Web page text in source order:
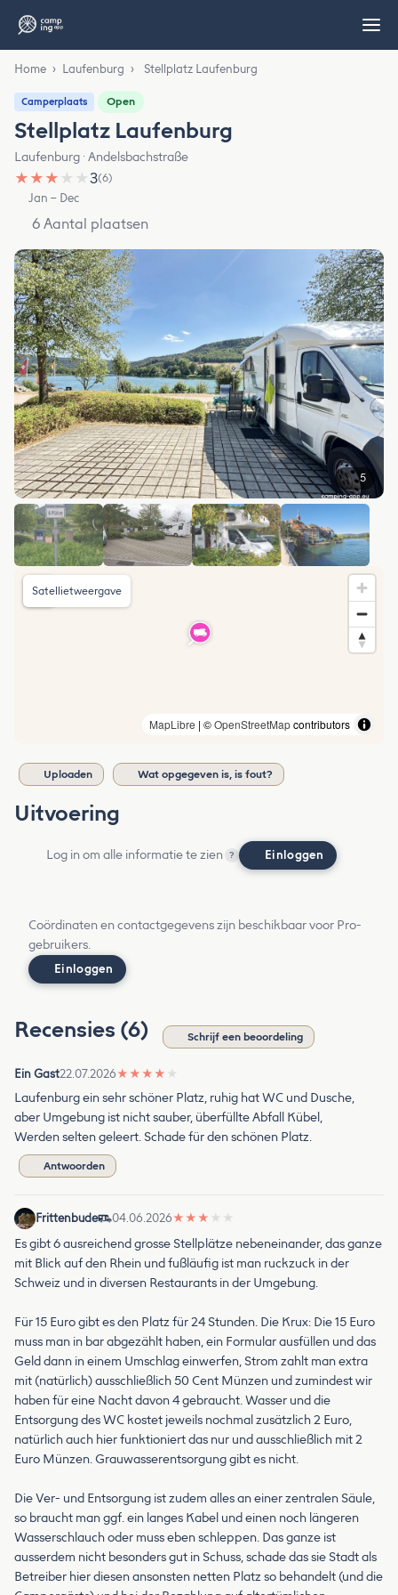
Home › Laufenburg › Stellplatz Laufenburg
Camperplaats Open
Stellplatz Laufenburg
Laufenburg · Andelsbachstraße
★ ★ ★ ★ ★3(6)
Jan – Dec
6 Aantal plaatsen
5
MapLibre | ©OpenStreetMapcontributors
Satellietweergave
Uploaden Wat opgegeven is, is fout?
Uitvoering
Log in om alle informatie te zien ? Einloggen
Coördinaten en contactgegevens zijn beschikbaar voor Pro-
gebruikers.
Einloggen
Recensies (6) Schrijf een beoordeling
Ein Gast22.07.2026★ ★ ★ ★ ★
Laufenburg ein sehr schöner Platz, ruhig hat WC und Dusche,
aber Umgebung ist nicht sauber, überfüllte Abfall Kübel,
Werden selten geleert. Schade für den schönen Platz.
Antwoorden
Frittenbude 04.06.2026★ ★ ★ ★ ★
Es gibt 6 ausreichend grosse Stellplätze nebeneinander, das ganze
mit Blick auf den Rhein und fußläufig ist man ruckzuck in der
Schweiz und in diversen Restaurants in der Umgebung.
Für 15 Euro gibt es den Platz für 24 Stunden. Die Krux: Die 15 Euro
muss man in bar abgezählt haben, ein Formular ausfüllen und das
Geld dann in einem Umschlag einwerfen, Strom zahlt man extra
mit (natürlich) ausschließlich 50 Cent Münzen und zumindest wir
haben für eine Nacht davon 4 gebraucht. Wasser und die
Entsorgung des WC kostet jeweils nochmal zusätzlich 2 Euro,
natürlich auch hier funktioniert das nur und ausschließlich mit 2
Euro Münzen. Grauwasserentsorgung gibt es nicht.
Die Ver- und Entsorgung ist zudem alles an einer zentralen Säule,
so braucht man ggf. ein langes Kabel und einen noch längeren
Wasserschlauch oder muss eben schleppen. Das ganze ist
ausserdem nicht besonders gut in Schuss, schade das sie Stadt als
Betreiber hier diesen ansonsten netten Platz so behandelt (und die